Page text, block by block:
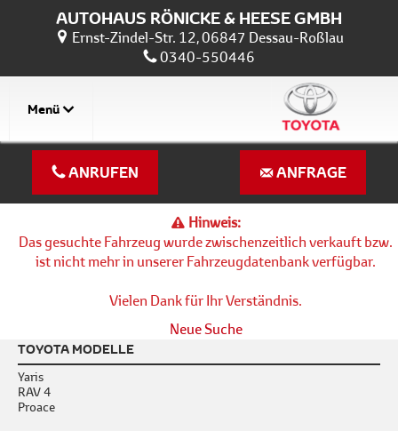
AUTOHAUS RÖNICKE & HEESE GMBH
Ernst-Zindel-Str. 12, 06847 Dessau-Roßlau
0340-550446
Menü
ANRUFEN ANFRAGE
Hinweis:
Das gesuchte Fahrzeug wurde zwischenzeitlich verkauft bzw.
ist nicht mehr in unserer Fahrzeugdatenbank verfügbar.
Vielen Dank für Ihr Verständnis.
Neue Suche
TOYOTA MODELLE
Yaris
RAV 4
Proace